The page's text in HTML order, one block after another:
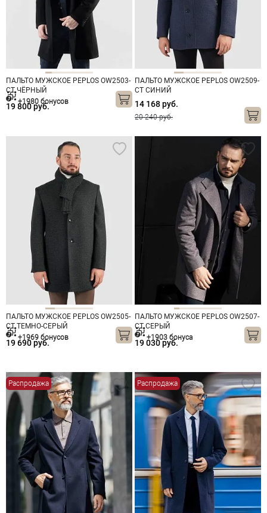
ПАЛЬТО МУЖСКОЕ PEPLOS OW2503-
CT ЧЁРНЫЙ
19 800 руб.
+1980 бонусов
ПАЛЬТО МУЖСКОЕ PEPLOS OW2509-
CT СИНИЙ
14 168 руб.
20 240 руб.
ПАЛЬТО МУЖСКОЕ PEPLOS OW2505-
CT ТЕМНО-СЕРЫЙ
19 690 руб.
+1969 бонусов
ПАЛЬТО МУЖСКОЕ PEPLOS OW2507-
CT СЕРЫЙ
19 030 руб.
+1903 бонуса
Распродажа Распродажа